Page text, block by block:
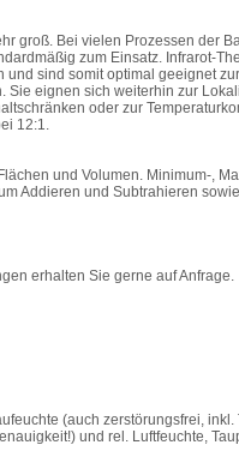
groß. Bei vielen Prozessen der
zum Einsatz. Infrarot-
sind somit optimal geeignet
Sie eignen sich weiterhin zur
oder zur
12:1.
und Volumen. Minimum-,
Addieren und Subtrahieren
erhalten Sie gerne auf Anfrage.
(auch zerstörungsfrei,
und rel. Luftfeuchte,